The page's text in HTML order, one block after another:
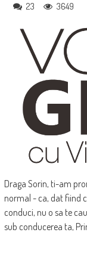
23 3649
Draga Sorin, ti-am
normal - ca, dat fiind
conduci, nu o sa te
sub conducerea ta,